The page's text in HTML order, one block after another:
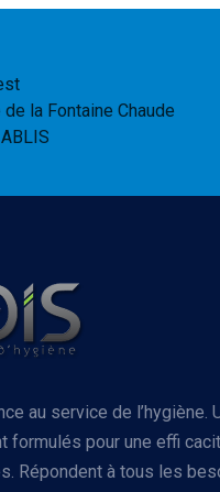
de la Fontaine Chaude
au service de
formulés pour une effi
Répondent à tous les